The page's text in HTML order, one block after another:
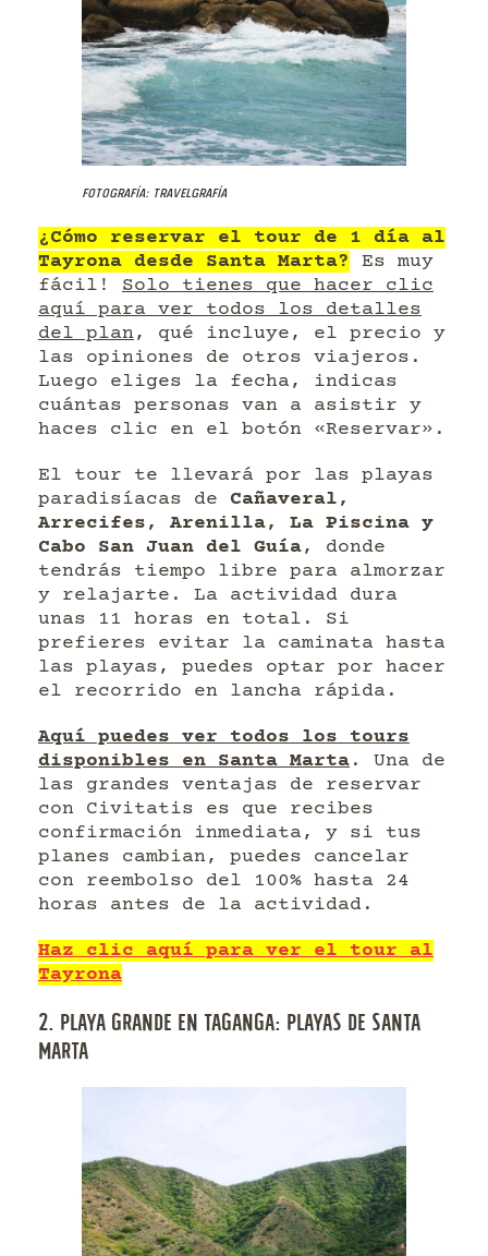
Fotografía: Travelgrafía
¿Cómo reservar el tour de 1 día al
Tayrona desde Santa Marta? Es muy
fácil! Solo tienes que hacer clic
aquí para ver todos los detalles
del plan, qué incluye, el precio y
las opiniones de otros viajeros.
Luego eliges la fecha, indicas
cuántas personas van a asistir y
haces clic en el botón «Reservar».
El tour te llevará por las playas
paradisíacas de Cañaveral,
Arrecifes, Arenilla, La Piscina y
Cabo San Juan del Guía, donde
tendrás tiempo libre para almorzar
y relajarte. La actividad dura
unas 11 horas en total. Si
prefieres evitar la caminata hasta
las playas, puedes optar por hacer
el recorrido en lancha rápida.
Aquí puedes ver todos los tours
disponibles en Santa Marta . Una de
las grandes ventajas de reservar
con Civitatis es que recibes
confirmación inmediata, y si tus
planes cambian, puedes cancelar
con reembolso del 100% hasta 24
horas antes de la actividad.
Haz clic aquí para ver el tour al
Tayrona
2. PLAYA GRANDE EN TAGANGA: PLAYAS DE SANTA
MARTA